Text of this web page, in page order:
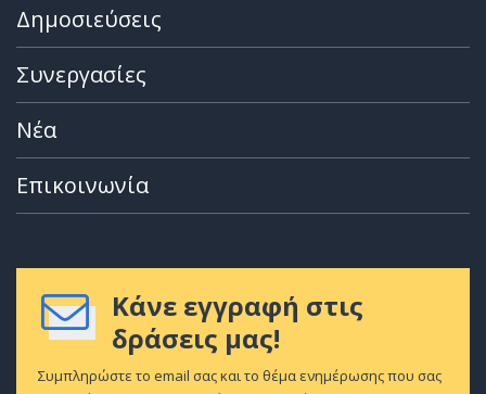
Δημοσιεύσεις
Συνεργασίες
Νέα
Επικοινωνία
Κάνε εγγραφή στις
δράσεις μας!
Συμπληρώστε το email σας και το θέμα ενημέρωσης που σας